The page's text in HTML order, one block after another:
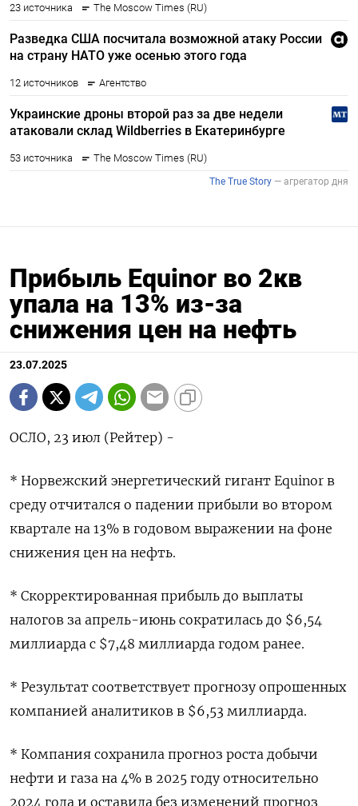
Прибыль Equinor во 2кв
упала на 13% из-за
снижения цен на нефть
23.07.2025
ОСЛО, 23 июл (Рейтер) -
* Норвежский энергетический гигант Equinor в
среду отчитался о падении прибыли во втором
квартале на 13% в годовом выражении на фоне
снижения цен на нефть.
* Скорректированная прибыль до выплаты
налогов за апрель-июнь сократилась до $6,54
миллиарда с $7,48 миллиарда годом ранее.
* Результат соответствует прогнозу опрошенных
компанией аналитиков в $6,53 миллиарда.
* Компания сохранила прогноз роста добычи
нефти и газа на 4% в 2025 году относительно
2024 года и оставила без изменений прогноз